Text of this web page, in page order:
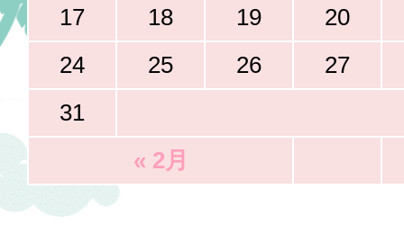
« 2月
17
18 19
20
24
25 26
27
31